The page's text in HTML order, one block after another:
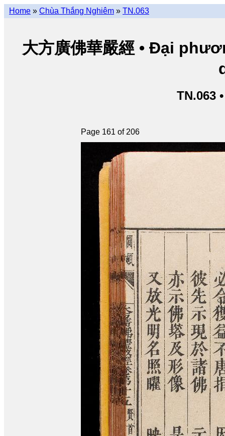
Home » Chùa Thắng Nghiêm » TN.063
大方廣佛華嚴經 • Đại
TN.063
Page 161 of 206